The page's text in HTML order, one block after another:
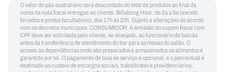
O valor do pão australiano será descontado do total de produtos ao final da
conta na nota fiscal entregue ao cliente. Billabong Hour: de 2a a 6a (exceto
feriados e pontos facultativos), das 17h às 20h. Sujeito a alterações de acordo
com os decretos municipais. CONSUMIDOR: A emissão do cupom fiscal com
CPF deve ser solicitada pelo cliente, se desejado, ao funcionário do balcão
antes da transferência de atendimento do bar para as mesas do salão. O
acesso às dependências onde são preparados e armazenados os alimentos é
garantido por lei. O pagamento de taxa de serviço é opcional, e o percentual é
destinado ao custeio de encargos sociais, trabalhistas e previdenciários,